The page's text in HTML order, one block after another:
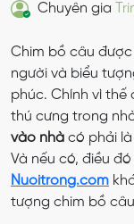
Chuyên gia
Chim bồ câu
người và biểu
phúc. Chính vì thế
thú cưng trong
vào nhà có phải
Và nếu có, điều
Nuoitrong.com
tượng chim bồ